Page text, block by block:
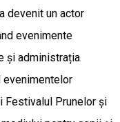
devenit un actor
evenimente
și administrația
evenimentelor
Festivalul Prunelor și